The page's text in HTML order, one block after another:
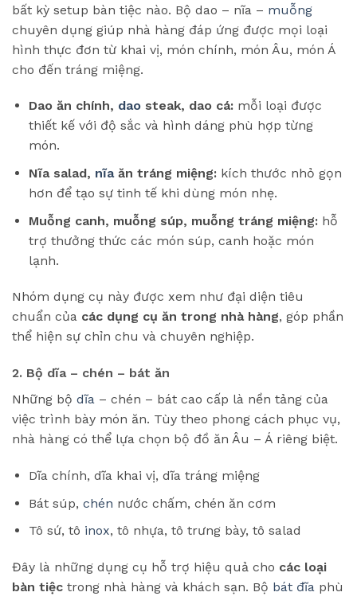
bất kỳ setup bàn tiệc nào. Bộ dao – nĩa – muỗng
chuyên dụng giúp nhà hàng đáp ứng được mọi loại
hình thực đơn từ khai vị, món chính, món Âu, món Á
cho đến tráng miệng.
Dao ăn chính, daosteak, dao cá:mỗi loại được
thiết kế với độ sắc và hình dáng phù hợp từng
món.
Nĩa salad, nĩaăn tráng miệng:kích thước nhỏ gọn
hơn để tạo sự tinh tế khi dùng món nhẹ.
Muỗng canh, muỗng súp, muỗng tráng miệng:hỗ
trợ thưởng thức các món súp, canh hoặc món
lạnh.
Nhóm dụng cụ này được xem như đại diện tiêu
chuẩn của các dụng cụ ăn trong nhà hàng, góp phần
thể hiện sự chỉn chu và chuyên nghiệp.
2. Bộ dĩa – chén – bát ăn
Những bộ dĩa – chén – bát cao cấp là nền tảng của
việc trình bày món ăn. Tùy theo phong cách phục vụ,
nhà hàng có thể lựa chọn bộ đồ ăn Âu – Á riêng biệt.
Dĩa chính, dĩa khai vị, dĩa tráng miệng
Bát súp, chén nước chấm, chén ăn cơm
Tô sứ, tô inox, tô nhựa, tô trưng bày, tô salad
Đây là những dụng cụ hỗ trợ hiệu quả cho các loại
bàn tiệc trong nhà hàng và khách sạn. Bộ bát đĩa phù